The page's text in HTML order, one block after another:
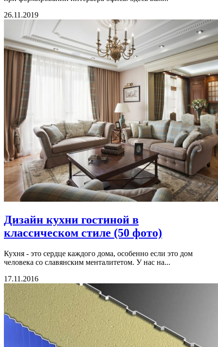
26.11.2019
Дизайн кухни гостиной в
классическом стиле (50 фото)
Кухня - это сердце каждого дома, особенно если это дом
человека со славянским менталитетом. У нас на...
17.11.2016